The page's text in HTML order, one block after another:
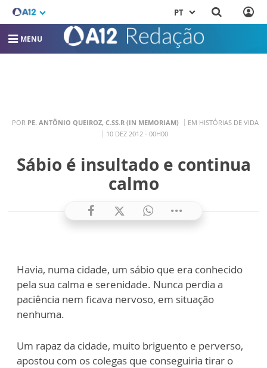
PT
MENU
POR PE. ANTÔNIO QUEIROZ, C.SS.R (IN MEMORIAM)
EM HISTÓRIAS DE VIDA
10 DEZ 2012 - 00H00
Sábio é insultado e continua
calmo
Havia, numa cidade, um sábio que era conhecido
pela sua calma e serenidade. Nunca perdia a
paciência nem ficava nervoso, em situação
nenhuma.
Um rapaz da cidade, muito briguento e perverso,
apostou com os colegas que conseguiria tirar o